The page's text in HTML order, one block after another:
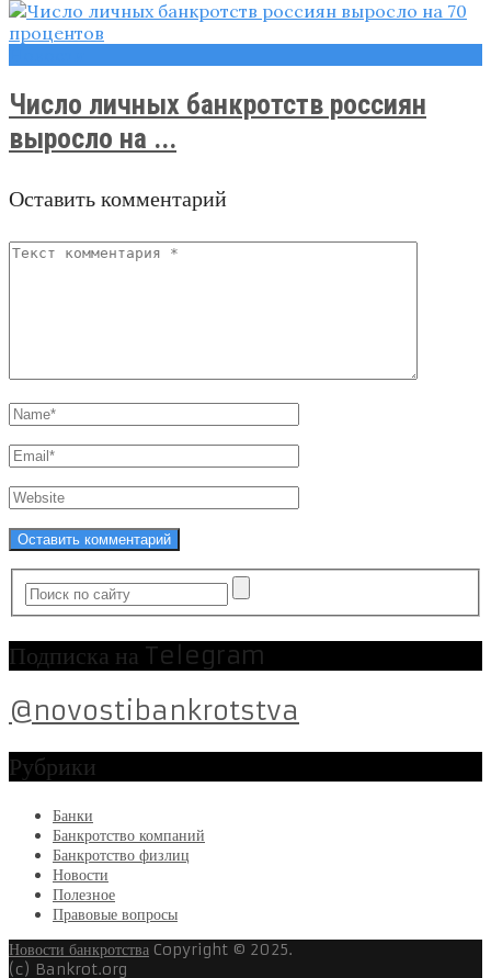
Число личных банкротств россиян
выросло на ...
Оставить комментарий
Подписка на Telegram
@novostibankrotstva
Рубрики
Банки
Банкротство компаний
Банкротство физлиц
Новости
Полезное
Правовые вопросы
Новости банкротства Copyright © 2025.
(c) Bankrot.org